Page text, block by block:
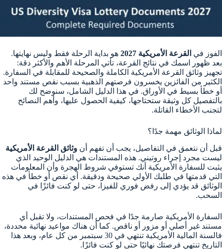
الفوز في القرعة الأمريكية 2027
هو بداية الرحلة فقط وليس نهايتها.
بعد ظهور اسمك في نتائج القرعة، تأتي المرحلة الأهم والأكثر دقة:
تجهيز وثائق القرعة الأمريكية الكاملة والصحيحة للمقابلة في السفارة.
الكثير من الفائزين يخسرون فرصتهم الذهبية بسبب نقص مستند واحد
أو خطأ بسيط في الأوراق. في هذا الدليل الشامل، سنوضح لك
بالتفصيل كل وثيقة ستحتاجها، كيفية الحصول عليها، وأهم النصائح
لتجنب الأخطاء القاتلة.
لماذا الوثائق مهمة جدًا؟
قبل أن نتعمق في التفاصيل، يجب أن تفهم أن وثائق القرعة الأمريكية
ليست مجرد إجراء روتيني. هذه المستندات هي الدليل الوحيد الذي
يثبت للسفارة الأمريكية أنك تستوفي شروط الهجرة وأن المعلومات
التي قدمتها في طلبك الأولي صحيحة ودقيقة. أي نقص أو خطأ في هذه
الوثائق قد يؤدي إلى رفض فوري للفيزا، حتى لو كنت فائزًا في
السحب.
السفارة الأمريكية صارمة جدًا في فحص المستندات، ولا تقبل أي
مستند غير أصلي أو مزور أو ناقص. كما أن هناك مواعيد نهائية محددة،
فالسنة المالية الأمريكية تنتهي في 30 سبتمبر من كل عام، وبعد هذا
التاريخ تنتهي فرصتك نهائيًا حتى لو كنت فائزًا.